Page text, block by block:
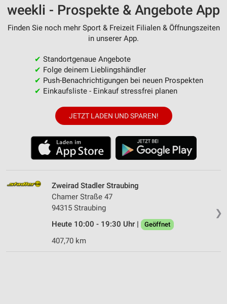
weekli - Prospekte & Angebote App
Finden Sie noch mehr Sport & Freizeit Filialen & Öffnungszeiten
in unserer App.
✔ Standortgenaue Angebote
✔ Folge deinem Lieblingshändler
✔ Push-Benachrichtigungen bei neuen Prospekten
✔ Einkaufsliste - Einkauf stressfrei planen
JETZT LADEN UND SPAREN!
❯
Zweirad Stadler Straubing
Chamer Straße 47
94315 Straubing
Heute 10:00 - 19:30 Uhr |
Geöffnet
407,70 km